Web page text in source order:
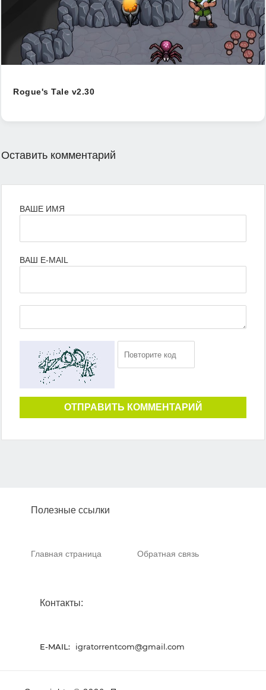
Rogue's Tale v2.30
Оставить комментарий
ВАШЕ ИМЯ
ВАШ E-MAIL
ОТПРАВИТЬ КОММЕНТАРИЙ
Полезные ссылки
Главная страница Обратная связь
Контакты:
E-MAIL: igratorrentcom@gmail.com